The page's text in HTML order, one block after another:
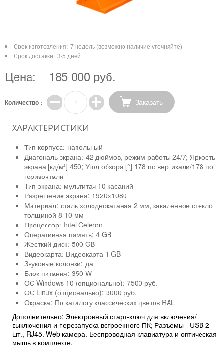
Срок изготовления: 7 недель (возможно наличие уточняйте)
Срок доставки: 3-5 дней
Цена: 185 000 руб.
Количество : Заказать
ХАРАКТЕРИСТИКИ
Тип корпуса: напольный
Диагональ экрана: 42 дюймов, режим работы 24/7; Яркость
экрана [кд/м²] 450; Угол обзора [°] 178 по вертикали/178 по
горизонтали
Тип экрана: мультитач 10 касаний
Разрешение экрана: 1920×1080
Материал: сталь холоднокатаная 2 мм, закаленное стекло
толщиной 8-10 мм
Процессор: Intel Celeron
Оперативная память: 4 GB
Жесткий диск: 500 GB
Видеокарта: Видеокарта 1 GB
Звуковые колонки: да
Блок питания: 350 W
ОС Windows 10 (опционально): 7500 руб.
ОС Linux (опционально): 3000 руб.
Окраска: По каталогу классических цветов RAL
Дополнительно: Электронный старт-ключ для включения/
выключения и перезапуска встроенного ПК; Разъемы - USB 2
шт., RJ45. Web камера. Беспроводная клавиатура и оптическая
мышь в комплекте.